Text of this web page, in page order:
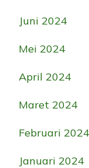
Juni 2024
Mei 2024
April 2024
Maret 2024
Februari 2024
Januari 2024